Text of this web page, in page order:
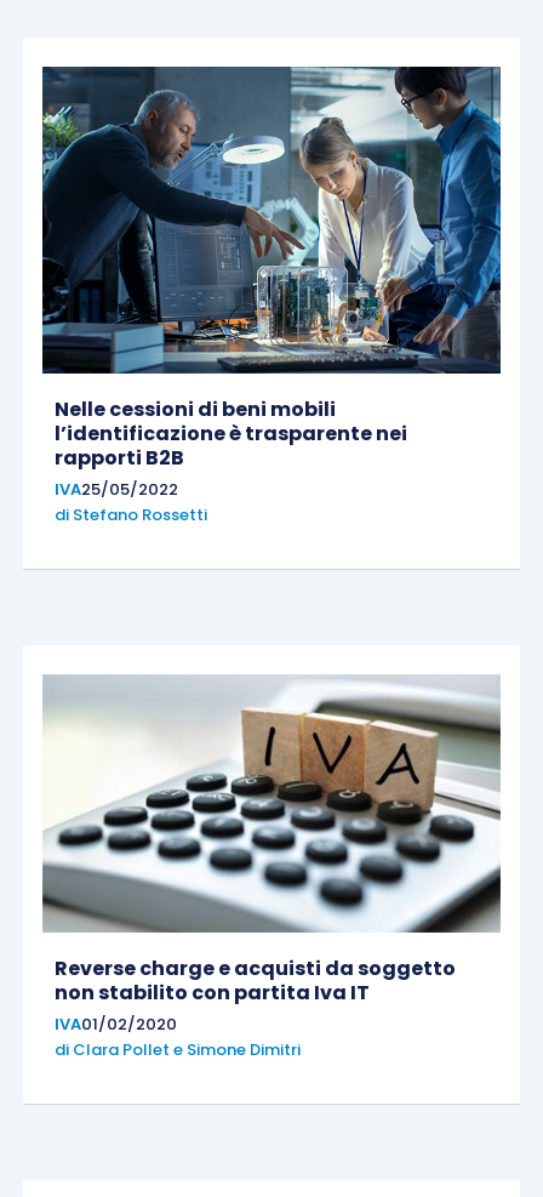
Nelle cessioni di beni mobili
l’identificazione è trasparente nei
rapporti B2B
IVA25/05/2022
di Stefano Rossetti
Reverse charge e acquisti da soggetto
non stabilito con partita Iva IT
IVA01/02/2020
di Clara Pollet e Simone Dimitri